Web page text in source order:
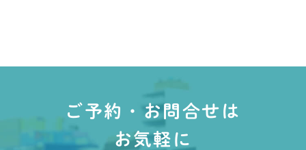
ご予約・お問合せは
お気軽に